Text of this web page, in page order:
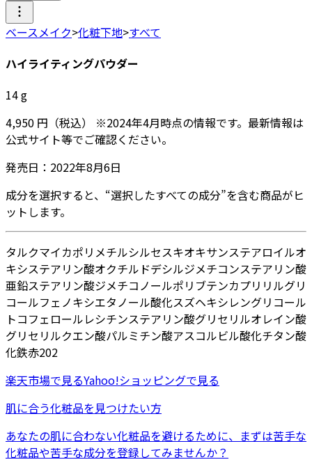
ベースメイク>化粧下地>すべて
ハイライティングパウダー
14g
4,950 円 （税込） ※2024年4月時点の情報です。最新情報は
公式サイト等でご確認ください。
発売日： 2022年8月6日
成分を選択すると、“選択したすべての成分”を含む商品がヒ
ットします。
タルクマイカポリメチルシルセスキオキサンステアロイルオ
キシステアリン酸オクチルドデシルジメチコンステアリン酸
亜鉛ステアリン酸ジメチコノールポリブテンカプリリルグリ
コールフェノキシエタノール酸化スズヘキシレングリコール
トコフェロールレシチンステアリン酸グリセリルオレイン酸
グリセリルクエン酸パルミチン酸アスコルビル酸化チタン酸
化鉄赤202
楽天市場で見るYahoo!ショッピングで見る
肌に合う化粧品を見つけたい方
あなたの肌に合わない化粧品を避けるために、まずは苦手な
化粧品や苦手な成分を登録してみませんか？